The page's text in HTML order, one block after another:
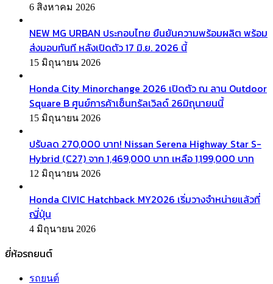
6 สิงหาคม 2026
NEW MG URBAN ประกอบไทย ยืนยันความพร้อมผลิต พร้อม
ส่งมอบทันที หลังเปิดตัว 17 มิ.ย. 2026 นี้
15 มิถุนายน 2026
Honda City Minorchange 2026 เปิดตัว ณ ลาน Outdoor
Square B ศูนย์การค้าเซ็นทรัลเวิลด์ 26มิถุนายนนี้
15 มิถุนายน 2026
ปรับลด 270,000 บาท! Nissan Serena Highway Star S-
Hybrid (C27) จาก 1,469,000 บาท เหลือ 1,199,000 บาท
12 มิถุนายน 2026
Honda CIVIC Hatchback MY2026 เริ่มวางจำหน่ายแล้วที่
ญี่ปุ่น
4 มิถุนายน 2026
ยี่ห้อรถยนต์
รถยนต์